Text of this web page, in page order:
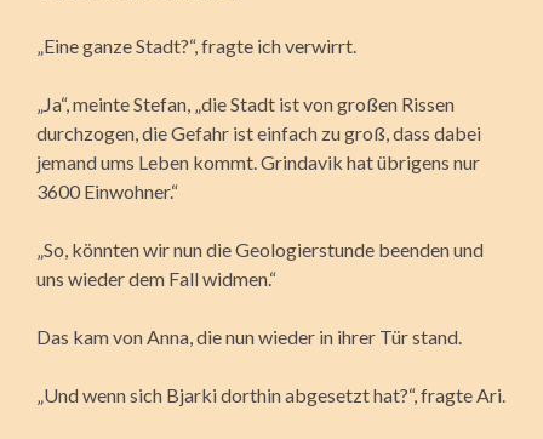
„Eine ganze Stadt?“, fragte ich verwirrt.
„Ja“, meinte Stefan, „die Stadt ist von großen Rissen
durchzogen, die Gefahr ist einfach zu groß, dass dabei
jemand ums Leben kommt. Grindavik hat übrigens nur
3600 Einwohner.“
„So, könnten wir nun die Geologierstunde beenden und
uns wieder dem Fall widmen.“
Das kam von Anna, die nun wieder in ihrer Tür stand.
„Und wenn sich Bjarki dorthin abgesetzt hat?“, fragte Ari.